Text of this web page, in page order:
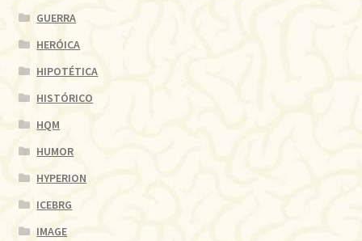
GUERRA
HERÓICA
HIPOTÉTICA
HISTÓRICO
HQM
HUMOR
HYPERION
ICEBRG
IMAGE